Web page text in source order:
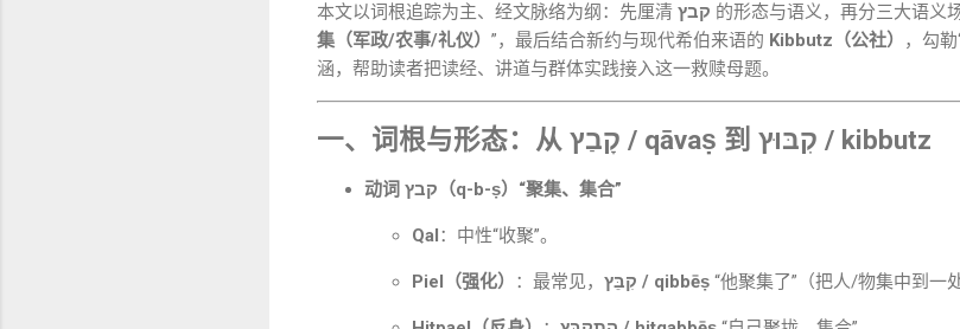
本文以词根追踪为主、经文脉络为纲：先厘清 קבץ 的形态与语义，再分三大语义
集（军政/农事/礼仪） ”，最后结合新约与现代希伯来语的 Kibbutz（公社）
，勾
涵，帮助读者把读经、讲道与群体实践接入这一救赎母题。
一、词根与形态：从 קָבַץ / qāvaṣ 到 קִבּוּץ / kibbutz
动词 קבץ（q-b-ṣ）“聚集、集合”
Qal ：中性“收聚”。
Piel（强化） ：最常见， קִבֵּץ / qibbēṣ “他聚集了”（把人/物集中到一处